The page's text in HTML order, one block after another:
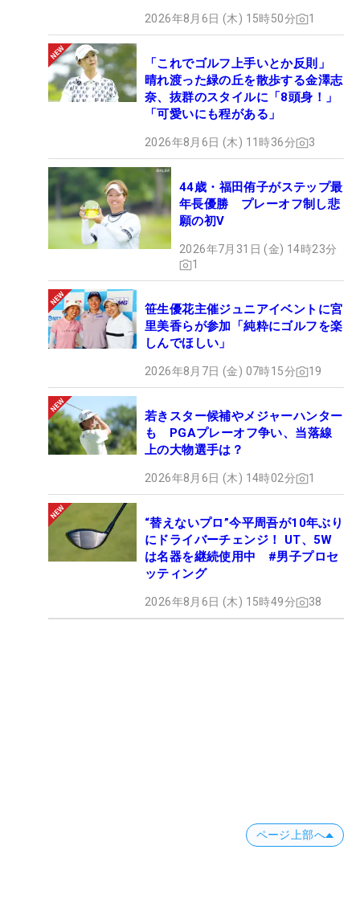
2026年8月6日 (木) 15時50分 1
「これでゴルフ上手いとか反則」
晴れ渡った緑の丘を散歩する金澤志
奈、抜群のスタイルに「8頭身！」
「可愛いにも程がある」
2026年8月6日 (木) 11時36分 3
44歳・福田侑子がステップ最
年長優勝 プレーオフ制し悲
願の初V
2026年7月31日 (金) 14時23分
1
笹生優花主催ジュニアイベントに宮
里美香らが参加「純粋にゴルフを楽
しんでほしい」
2026年8月7日 (金) 07時15分 19
若きスター候補やメジャーハンター
も PGAプレーオフ争い、当落線
上の大物選手は？
2026年8月6日 (木) 14時02分 1
“替えないプロ”今平周吾が10年ぶり
にドライバーチェンジ！ UT、5W
は名器を継続使用中 #男子プロセ
ッティング
2026年8月6日 (木) 15時49分 38
ページ上部へ